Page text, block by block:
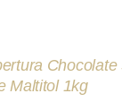
Chocolate
Maltitol 1kg